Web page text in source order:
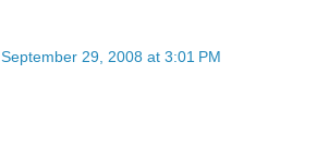
September 29, 2008 at 3:01 PM